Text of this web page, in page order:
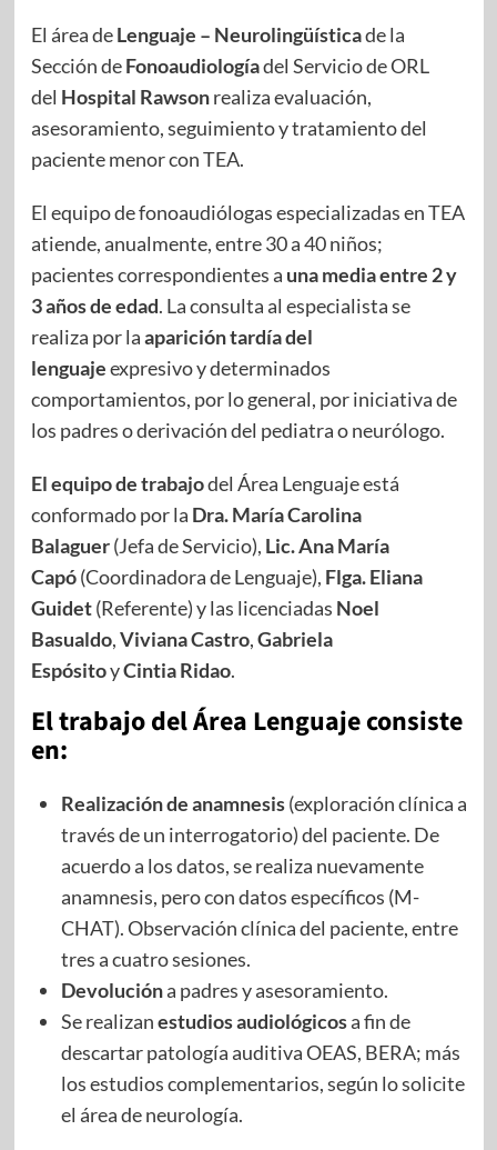
El área deLenguaje – Neurolingüísticade la
Sección deFonoaudiologíadel Servicio de ORL
del Hospital Rawsonrealiza evaluación,
asesoramiento, seguimiento y tratamiento del
paciente menor con TEA.
El equipo de fonoaudiólogas especializadas en TEA
atiende, anualmente, entre 30 a 40 niños;
pacientes correspondientes a una media entre 2 y
3 años de edad. La consulta al especialista se
realiza por laaparición tardía del
lenguajeexpresivo y determinados
comportamientos, por lo general, por iniciativa de
los padres o derivación del pediatra o neurólogo.
El equipo de trabajodel Área Lenguaje está
conformado por la Dra. María Carolina
Balaguer(Jefa de Servicio), Lic. Ana María
Capó(Coordinadora de Lenguaje), Flga. Eliana
Guidet(Referente) y las licenciadas Noel
Basualdo,Viviana Castro,Gabriela
EspósitoyCintia Ridao.
El trabajo del Área Lenguaje consiste
en:
Realización de anamnesis(exploración clínica a
través de un interrogatorio) del paciente. De
acuerdo a los datos, se realiza nuevamente
anamnesis, pero con datos específicos (M-
CHAT). Observación clínica del paciente, entre
tres a cuatro sesiones.
Devolucióna padres y asesoramiento.
Se realizanestudios audiológicosa fin de
descartar patología auditiva OEAS, BERA; más
los estudios complementarios, según lo solicite
el área de neurología.